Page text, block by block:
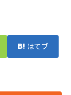
はてブ